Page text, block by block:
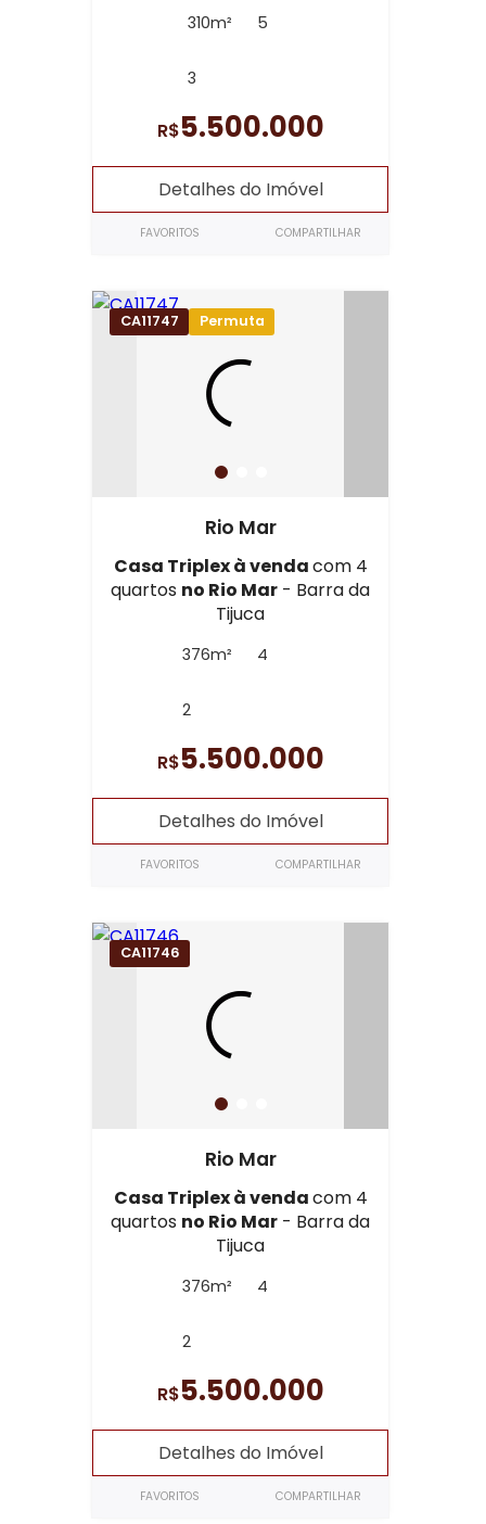
310m² 5
3
R$5.500.000
Detalhes do Imóvel
FAVORITOS COMPARTILHAR
CA11747 Permuta
Rio Mar
Casa Triplex à vendacom 4
quartos no Rio Mar - Barra da
Tijuca
376m² 4
2
R$5.500.000
Detalhes do Imóvel
FAVORITOS COMPARTILHAR
CA11746
Rio Mar
Casa Triplex à vendacom 4
quartos no Rio Mar - Barra da
Tijuca
376m² 4
2
R$5.500.000
Detalhes do Imóvel
FAVORITOS COMPARTILHAR